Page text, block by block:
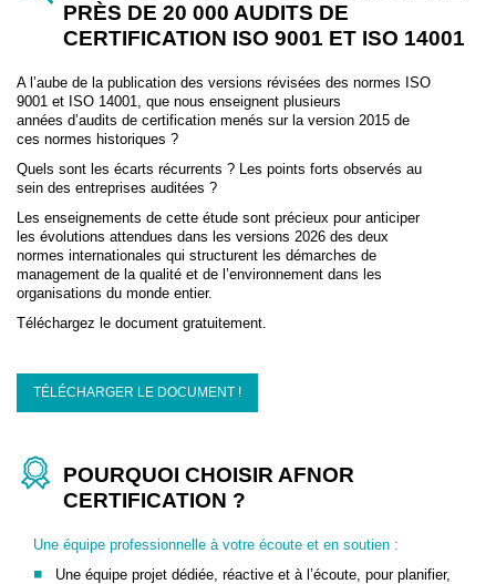
PRÈS DE 20 000 AUDITS DE
CERTIFICATION ISO 9001 ET ISO 14001
A l’aube de la publication des versions révisées des normes ISO
9001 et ISO 14001, que nous enseignent plusieurs
années d’audits de certification menés sur la version 2015 de
ces normes historiques ?
Quels sont les écarts récurrents ? Les points forts observés au
sein des entreprises auditées ?
Les enseignements de cette étude sont précieux pour anticiper
les évolutions attendues dans les versions 2026 des deux
normes internationales qui structurent les démarches de
management de la qualité et de l’environnement dans les
organisations du monde entier.
Téléchargez le document gratuitement.
TÉLÉCHARGER LE DOCUMENT !
POURQUOI CHOISIR AFNOR
CERTIFICATION ?
Une équipe professionnelle à votre écoute et en soutien :
Une équipe projet dédiée, réactive et à l’écoute, pour planifier,